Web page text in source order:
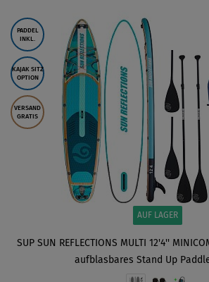
PADDEL
INKL.
KAJAK SITZ
OPTION
VERSAND
GRATIS
AUF LAGER
SUP SUN REFLECTIONS MULTI 12'4''
aufblasbares Stand Up